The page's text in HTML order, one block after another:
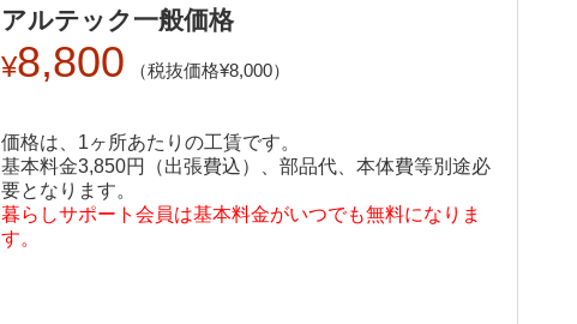
アルテック一般価格
8,800 8,000
価格は、1ヶ所あたりの工賃です。
基本料金3,850円（出張費込）、部品代、本体費等別途必
要となります。
暮らしサポート会員は基本料金がいつでも無料になりま
す。